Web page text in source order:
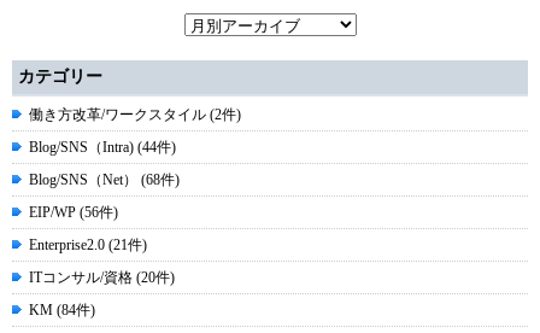
カテゴリー
働き方改革/ワークスタイル (2件)
Blog/SNS（Intra) (44件)
Blog/SNS（Net） (68件)
EIP/WP (56件)
Enterprise2.0 (21件)
ITコンサル/資格 (20件)
KM (84件)